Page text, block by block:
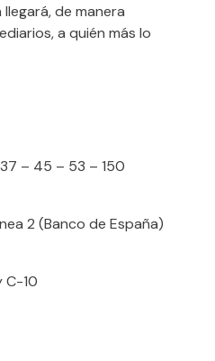
de manera
a quién más lo
– 45 – 53 – 150
2 (Banco de España)
C-10